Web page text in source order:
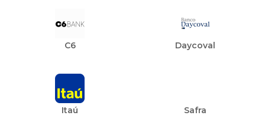
C6 Daycoval
Itaú Safra